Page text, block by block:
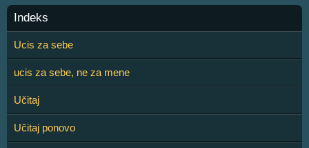
Indeks
Ucis za sebe
ucis za sebe, ne za mene
Učitaj
Učitaj ponovo